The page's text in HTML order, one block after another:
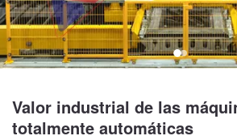
Valor industrial de las
totalmente automáticas